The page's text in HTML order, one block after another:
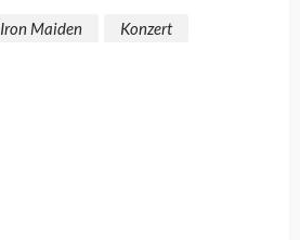
Iron Maiden
Konzert